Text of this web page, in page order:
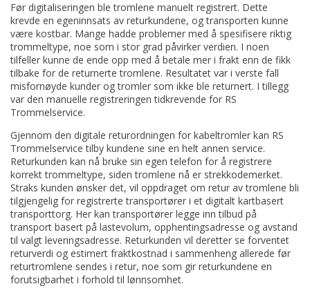
Før digitaliseringen ble tromlene manuelt registrert. Dette
krevde en egeninnsats av returkundene, og transporten kunne
være kostbar. Mange hadde problemer med å spesifisere riktig
trommeltype, noe som i stor grad påvirker verdien. I noen
tilfeller kunne de ende opp med å betale mer i frakt enn de fikk
tilbake for de returnerte tromlene. Resultatet var i verste fall
misfornøyde kunder og tromler som ikke ble returnert. I tillegg
var den manuelle registreringen tidkrevende for RS
Trommelservice.
Gjennom den digitale returordningen for kabeltromler kan RS
Trommelservice tilby kundene sine en helt annen service.
Returkunden kan nå bruke sin egen telefon for å registrere
korrekt trommeltype, siden tromlene nå er strekkodemerket.
Straks kunden ønsker det, vil oppdraget om retur av tromlene bli
tilgjengelig for registrerte transportører i et digitalt kartbasert
transporttorg. Her kan transportører legge inn tilbud på
transport basert på lastevolum, opphentingsadresse og avstand
til valgt leveringsadresse. Returkunden vil deretter se forventet
returverdi og estimert fraktkostnad i sammenheng allerede før
returtromlene sendes i retur, noe som gir returkundene en
forutsigbarhet i forhold til lønnsomhet.